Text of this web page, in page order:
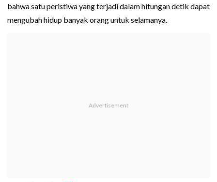
bahwa satu peristiwa yang terjadi dalam hitungan detik dapat
mengubah hidup banyak orang untuk selamanya.